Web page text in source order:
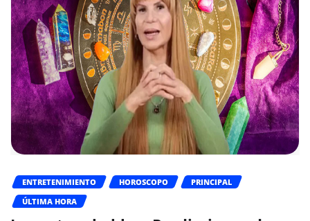
ENTRETENIMIENTO HOROSCOPO
PRINCIPAL
ÚLTIMA HORA